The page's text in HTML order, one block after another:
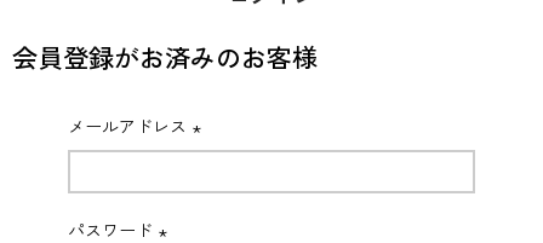
会員登録がお済みのお客様
メールアドレス
(必
パスワード